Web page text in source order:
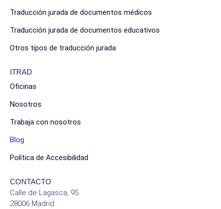
Traducción jurada de documentos médicos
Traducción jurada de documentos educativos
Otros tipos de traducción jurada
ITRAD
Oficinas
Nosotros
Trabaja con nosotros
Blog
Política de Accesibilidad
CONTACTO
Calle de Lagasca, 95
28006 Madrid